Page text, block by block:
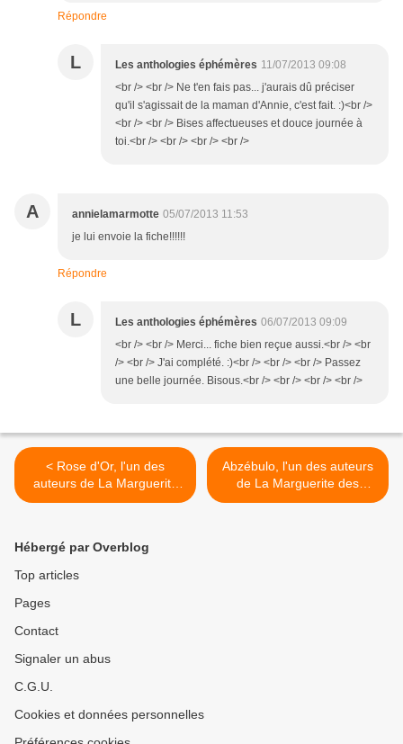
Répondre
L Les anthologies éphémères 11/07/2013 09:08
<br /> <br /> Ne t'en fais pas... j'aurais dû préciser
qu'il s'agissait de la maman d'Annie, c'est fait. :)<br />
<br /> <br /> Bises affectueuses et douce journée à
toi.<br /> <br /> <br /> <br />
A annielamarmotte 05/07/2013 11:53
je lui envoie la fiche!!!!!!
Répondre
L Les anthologies éphémères 06/07/2013 09:09
<br /> <br /> Merci... fiche bien reçue aussi.<br /> <br
/> <br /> J'ai complété. :)<br /> <br /> <br /> Passez
une belle journée. Bisous.<br /> <br /> <br /> <br />
< Rose d'Or, l'un des
auteurs de La Marguerite
des possibles
Abzébulo, l'un des auteurs
de La Marguerite des
possibles >
Hébergé par Overblog
Top articles
Pages
Contact
Signaler un abus
C.G.U.
Cookies et données personnelles